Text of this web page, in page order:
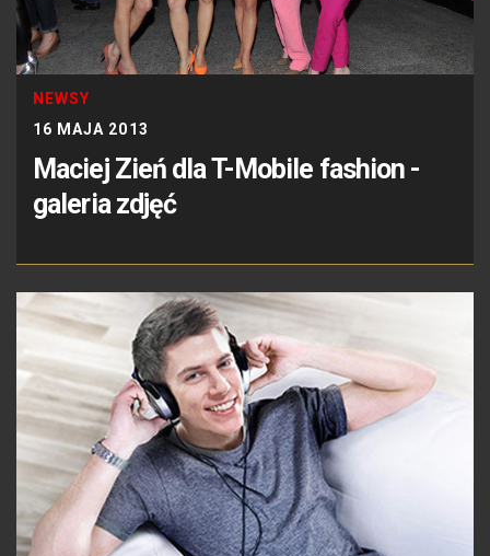
NEWSY
16 MAJA 2013
Maciej Zień dla T-Mobile fashion -
galeria zdjęć